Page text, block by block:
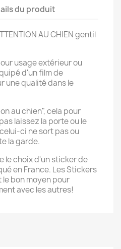
du produit
AU CHIEN gentil
usage extérieur ou
d'un film de
une qualité dans le
au chien", cela pour
laissez la porte ou le
ci ne sort pas ou
la garde.
le choix d'un sticker de
en France. Les Stickers
bon moyen pour
avec les autres!